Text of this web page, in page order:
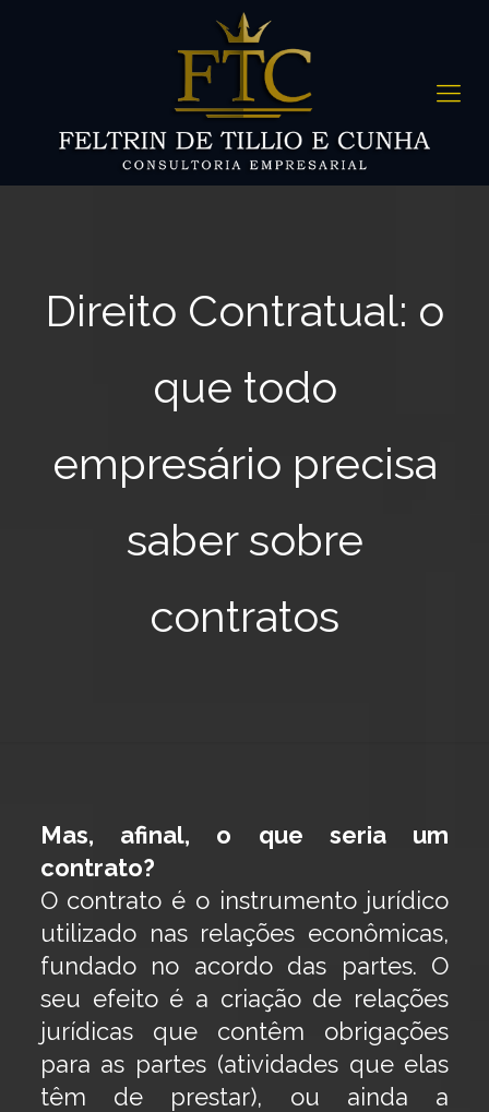
Direito Contratual: o
que todo
empresário precisa
saber sobre
contratos
Mas, afinal, o que seria um
contrato?
O contrato é o instrumento jurídico
utilizado nas relações econômicas,
fundado no acordo das partes. O
seu efeito é a criação de relações
jurídicas que contêm obrigações
para as partes (atividades que elas
têm de prestar), ou ainda a